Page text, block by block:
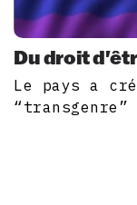
Du droit
Le pays a